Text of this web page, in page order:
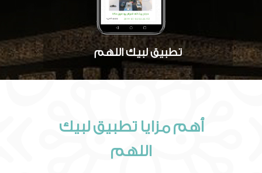
تطبيق لبيك اللهم
أهم مزايا تطبيق لبيك
اللهم